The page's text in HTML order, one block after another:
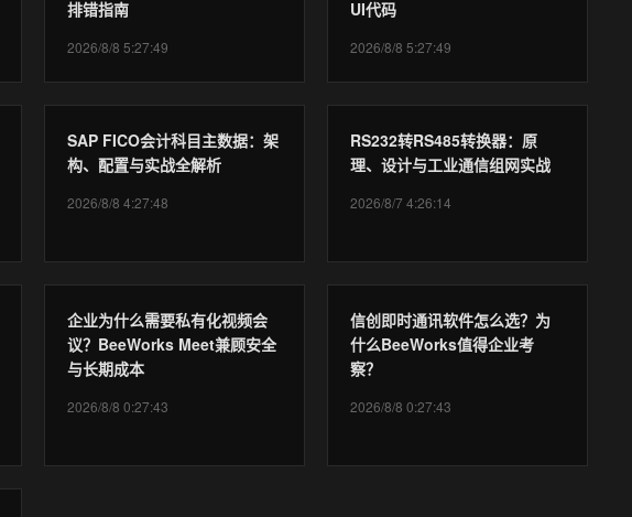
排错指南
2026/8/8 5:27:49
UI代码
2026/8/8 5:27:49
SAP FICO会计科目主数据：架
构、配置与实战全解析
2026/8/8 4:27:48
RS232转RS485转换器：原
理、设计与工业通信组网实战
2026/8/7 4:26:14
企业为什么需要私有化视频会
议？BeeWorks Meet兼顾安全
与长期成本
2026/8/8 0:27:43
信创即时通讯软件怎么选？为
什么BeeWorks值得企业考
察？
2026/8/8 0:27:43